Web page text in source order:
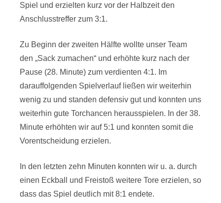
Spiel und erzielten kurz vor der Halbzeit den
Anschlusstreffer zum 3:1.
Zu Beginn der zweiten Hälfte wollte unser Team
den „Sack zumachen“ und erhöhte kurz nach der
Pause (28. Minute) zum verdienten 4:1. Im
darauffolgenden Spielverlauf ließen wir weiterhin
wenig zu und standen defensiv gut und konnten uns
weiterhin gute Torchancen herausspielen. In der 38.
Minute erhöhten wir auf 5:1 und konnten somit die
Vorentscheidung erzielen.
In den letzten zehn Minuten konnten wir u. a. durch
einen Eckball und Freistoß weitere Tore erzielen, so
dass das Spiel deutlich mit 8:1 endete.